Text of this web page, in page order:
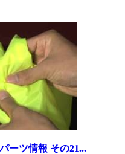
ーツ情報 その21...